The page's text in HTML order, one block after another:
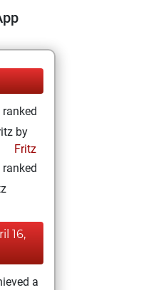
by
Fritz
16,
a